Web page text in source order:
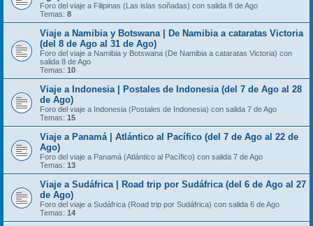
Foro del viaje a Filipinas (Las islas soñadas) con salida 8 de Ago
Temas: 8
Viaje a Namibia y Botswana | De Namibia a cataratas Victoria
(del 8 de Ago al 31 de Ago)
Foro del viaje a Namibia y Botswana (De Namibia a cataratas Victoria) con
salida 8 de Ago
Temas: 10
Viaje a Indonesia | Postales de Indonesia (del 7 de Ago al 28
de Ago)
Foro del viaje a Indonesia (Postales de Indonesia) con salida 7 de Ago
Temas: 15
Viaje a Panamá | Atlántico al Pacífico (del 7 de Ago al 22 de
Ago)
Foro del viaje a Panamá (Atlántico al Pacífico) con salida 7 de Ago
Temas: 13
Viaje a Sudáfrica | Road trip por Sudáfrica (del 6 de Ago al 27
de Ago)
Foro del viaje a Sudáfrica (Road trip por Sudáfrica) con salida 6 de Ago
Temas: 14